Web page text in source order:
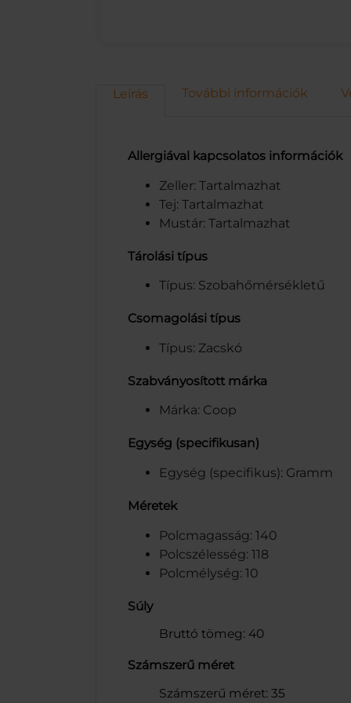
Leírás További információk
Allergiával kapcsolatos információk
Zeller: Tartalmazhat
Tej: Tartalmazhat
Mustár: Tartalmazhat
Tárolási típus
Típus: Szobahőmérsékletű
Csomagolási típus
Típus: Zacskó
Szabványosított márka
Márka: Coop
Egység (specifikusan)
Egység (specifikus): Gramm
Méretek
Polcmagasság: 140
Polcszélesség: 118
Polcmélység: 10
Súly
Bruttó tömeg: 40
Számszerű méret
Számszerű méret: 35